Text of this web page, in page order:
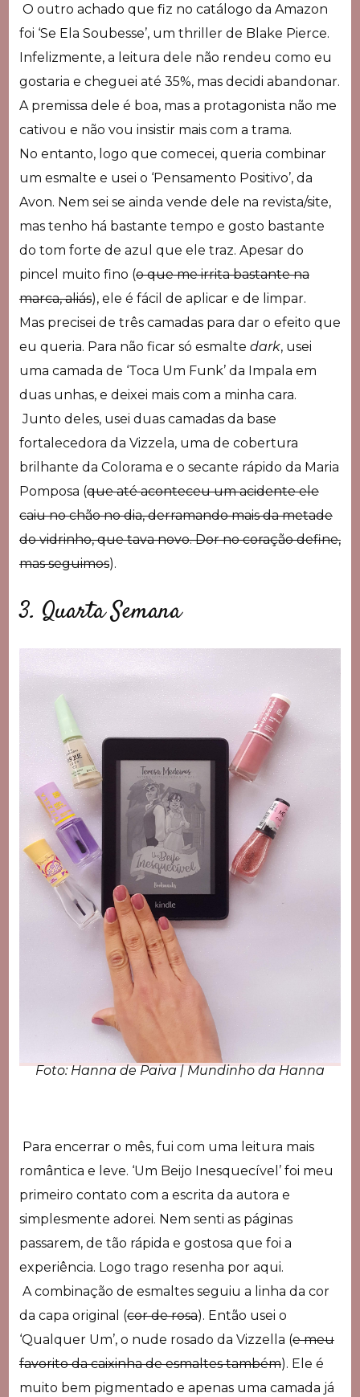
O outro achado que fiz no catálogo da Amazon
foi ‘Se Ela Soubesse’, um thriller de Blake Pierce.
Infelizmente, a leitura dele não rendeu como eu
gostaria e cheguei até 35%, mas decidi abandonar.
A premissa dele é boa, mas a protagonista não me
cativou e não vou insistir mais com a trama.
No entanto, logo que comecei, queria combinar
um esmalte e usei o ‘Pensamento Positivo’, da
Avon. Nem sei se ainda vende dele na revista/site,
mas tenho há bastante tempo e gosto bastante
do tom forte de azul que ele traz. Apesar do
pincel muito fino (o que me irrita bastante na
marca, aliás), ele é fácil de aplicar e de limpar.
Mas precisei de três camadas para dar o efeito que
eu queria. Para não ficar só esmalte dark, usei
uma camada de ‘Toca Um Funk’ da Impala em
duas unhas, e deixei mais com a minha cara.
Junto deles, usei duas camadas da base
fortalecedora da Vizzela, uma de cobertura
brilhante da Colorama e o secante rápido da Maria
Pomposa (que até aconteceu um acidente ele
caiu no chão no dia, derramando mais da metade
do vidrinho, que tava novo. Dor no coração define,
mas seguimos).
3. Quarta Semana
Foto: Hanna de Paiva | Mundinho da Hanna
Para encerrar o mês, fui com uma leitura mais
romântica e leve. ‘Um Beijo Inesquecível’ foi meu
primeiro contato com a escrita da autora e
simplesmente adorei. Nem senti as páginas
passarem, de tão rápida e gostosa que foi a
experiência. Logo trago resenha por aqui.
A combinação de esmaltes seguiu a linha da cor
da capa original (cor de rosa). Então usei o
‘Qualquer Um’, o nude rosado da Vizzella (e meu
favorito da caixinha de esmaltes também). Ele é
muito bem pigmentado e apenas uma camada já